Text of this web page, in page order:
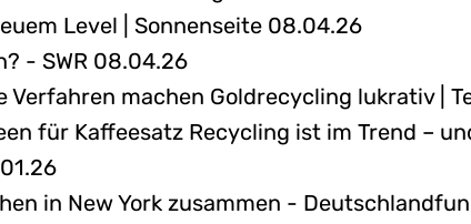
Level | Sonnenseite 08.04.26
- SWR 08.04.26
Verfahren machen Goldrecycling lukrativ |
für Kaffeesatz Recycling ist im Trend –
in New York zusammen -